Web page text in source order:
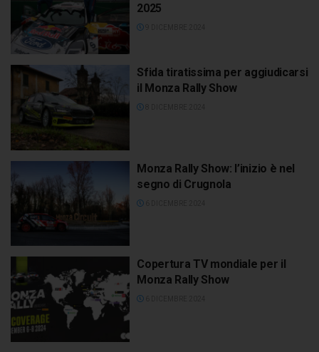
2025
Sfida tiratissima per aggiudicarsi
il Monza Rally Show
Monza Rally Show: l’inizio è nel
segno di Crugnola
Copertura TV mondiale per il
Monza Rally Show